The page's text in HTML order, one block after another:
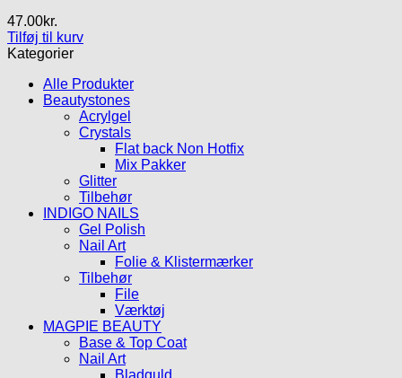
47.00kr.
Tilføj til kurv
Kategorier
Alle Produkter
Beautystones
Acrylgel
Crystals
Flat back Non Hotfix
Mix Pakker
Glitter
Tilbehør
INDIGO NAILS
Gel Polish
Nail Art
Folie & Klistermærker
Tilbehør
File
Værktøj
MAGPIE BEAUTY
Base & Top Coat
Nail Art
Bladguld